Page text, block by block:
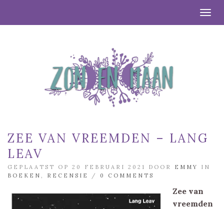
ZEE VAN VREEMDEN – LANG
LEAV
GEPLAATST OP 20 FEBRUARI 2021 DOOR EMMY
IN
BOEKEN
RECENSIE / 0 COMMENTS
Zee van
vreemden